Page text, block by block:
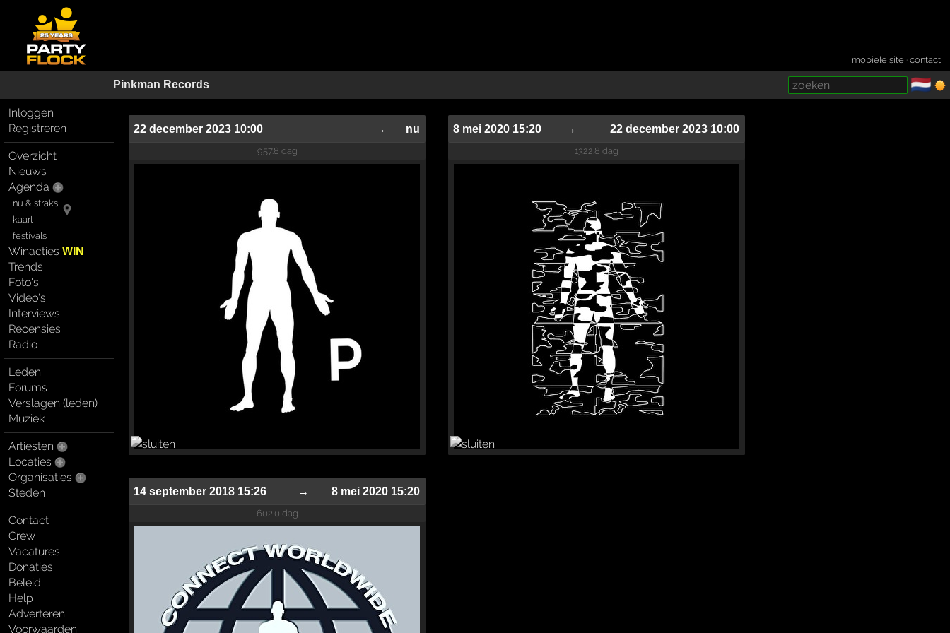
mobiele site ·contact
Pinkman Records 🇳🇱
Inloggen
Registreren
Overzicht
Nieuws
Agenda
nu & straks
kaart
festivals
WinactiesWIN
Trends
Foto's
Video's
Interviews
Recensies
Radio
Leden
Forums
Verslagen (leden)
Muziek
Artiesten
Locaties
Organisaties
Steden
Contact
Crew
Vacatures
Donaties
Beleid
Help
Adverteren
Voorwaarden
22 december 2023 10:00 → nu
957.8 dag
8 mei 2020 15:20 → 22 december 2023 10:00
1322.8 dag
14 september 2018 15:26 → 8 mei 2020 15:20
602.0 dag